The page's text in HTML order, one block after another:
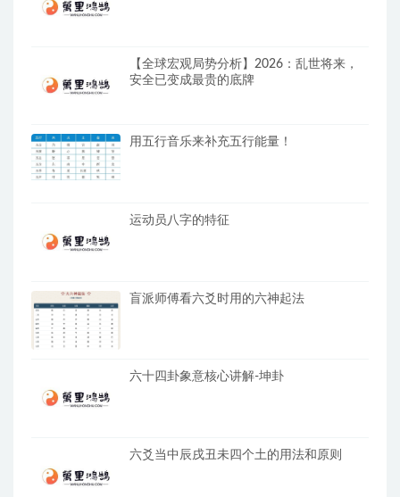
【全球宏观局势分析】2026：乱世将来，
安全已变成最贵的底牌
用五行音乐来补充五行能量！
运动员八字的特征
盲派师傅看六爻时用的六神起法
六十四卦象意核心讲解-坤卦
六爻当中辰戌丑未四个土的用法和原则